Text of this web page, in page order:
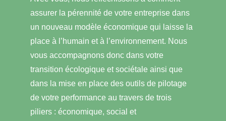
assurer la pérennité de votre entreprise dans
un nouveau modèle économique qui laisse la
place à l’humain et à l’environnement. Nous
vous accompagnons donc dans votre
transition écologique et sociétale ainsi que
dans la mise en place des outils de pilotage
de votre performance au travers de trois
piliers : économique, social et